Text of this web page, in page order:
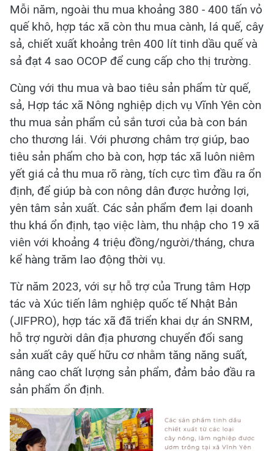
Mỗi năm, ngoài thu mua khoảng 380 - 400 tấn vỏ
quế khô, hợp tác xã còn thu mua cành, lá quế, cây
sả, chiết xuất khoảng trên 400 lít tinh dầu quế và
sả đạt 4 sao OCOP để cung cấp cho thị trường.
Cùng với thu mua và bao tiêu sản phẩm từ quế,
sả, Hợp tác xã Nông nghiệp dịch vụ Vĩnh Yên còn
thu mua sản phẩm củ sắn tươi của bà con bán
cho thương lái. Với phương châm trợ giúp, bao
tiêu sản phẩm cho bà con, hợp tác xã luôn niêm
yết giá cả thu mua rõ ràng, tích cực tìm đầu ra ổn
định, để giúp bà con nông dân được hưởng lợi,
yên tâm sản xuất. Các sản phẩm đem lại doanh
thu khá ổn định, tạo việc làm, thu nhập cho 19 xã
viên với khoảng 4 triệu đồng/người/tháng, chưa
kể hàng trăm lao động thời vụ.
Từ năm 2023, với sự hỗ trợ của Trung tâm Hợp
tác và Xúc tiến lâm nghiệp quốc tế Nhật Bản
(JIFPRO), hợp tác xã đã triển khai dự án SNRM,
hỗ trợ người dân địa phương chuyển đổi sang
sản xuất cây quế hữu cơ nhằm tăng năng suất,
nâng cao chất lượng sản phẩm, đảm bảo đầu ra
sản phẩm ổn định.